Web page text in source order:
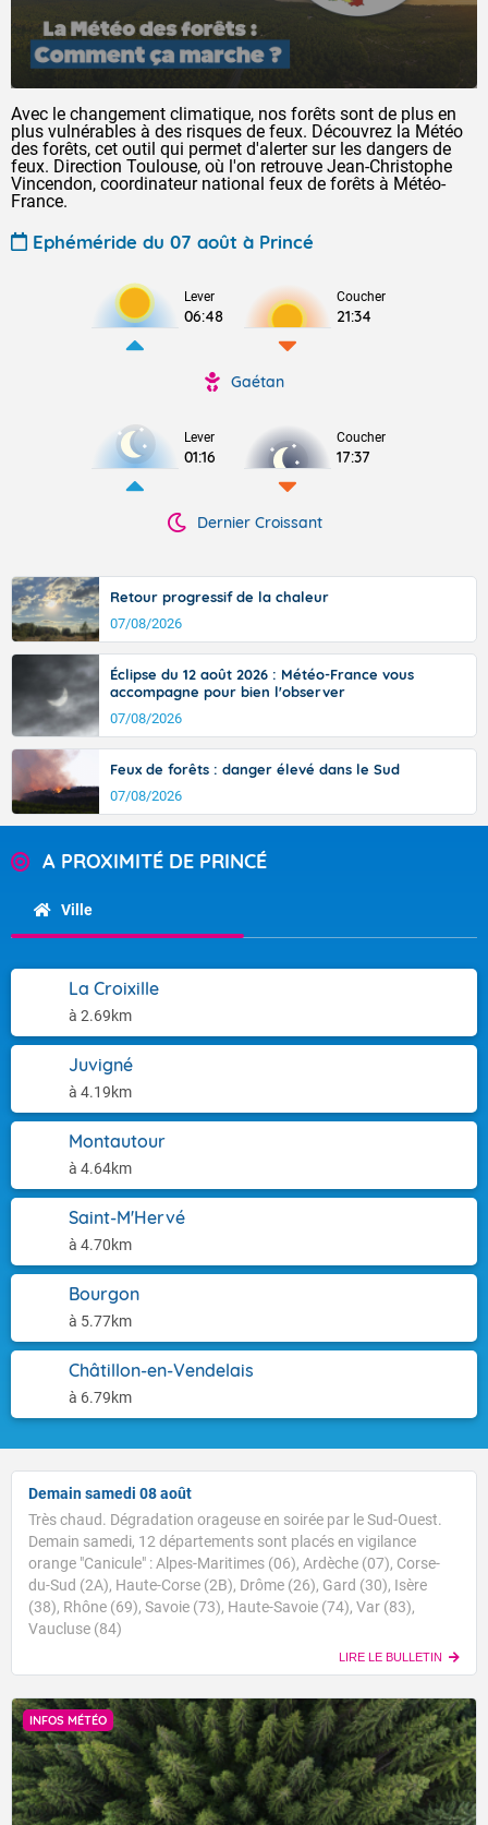
Avec le changement climatique, nos forêts sont de plus en
plus vulnérables à des risques de feux. Découvrez la Météo
des forêts, cet outil qui permet d'alerter sur les dangers de
feux. Direction Toulouse, où l'on retrouve Jean-Christophe
Vincendon, coordinateur national feux de forêts à Météo-
France.
Ephéméride du 07 août à Princé
Lever
06:48
Coucher
21:34
Gaétan
Lever
01:16
Coucher
17:37
Dernier Croissant
Retour progressif de la chaleur
07/08/2026
Éclipse du 12 août 2026 : Météo-France vous
accompagne pour bien l'observer
07/08/2026
Feux de forêts : danger élevé dans le Sud
07/08/2026
A PROXIMITÉ DE PRINCÉ
Ville
La Croixille
à 2.69km
Juvigné
à 4.19km
Montautour
à 4.64km
Saint-M'Hervé
à 4.70km
Bourgon
à 5.77km
Châtillon-en-Vendelais
à 6.79km
Demain samedi 08 août
Très chaud. Dégradation orageuse en soirée par le Sud-Ouest.
Demain samedi, 12 départements sont placés en vigilance
orange "Canicule" : Alpes-Maritimes (06), Ardèche (07), Corse-
du-Sud (2A), Haute-Corse (2B), Drôme (26), Gard (30), Isère
(38), Rhône (69), Savoie (73), Haute-Savoie (74), Var (83),
Vaucluse (84)
LIRE LE BULLETIN
INFOS MÉTÉO